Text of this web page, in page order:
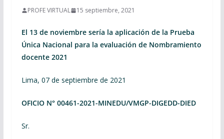
PROFE VIRTUAL 15 septiembre, 2021
El 13 de noviembre sería la aplicación de la Prueba
Única Nacional para la evaluación de Nombramiento
docente 2021
Lima, 07 de septiembre de 2021
OFICIO N° 00461-2021-MINEDU/VMGP-DIGEDD-DIED
Sr.